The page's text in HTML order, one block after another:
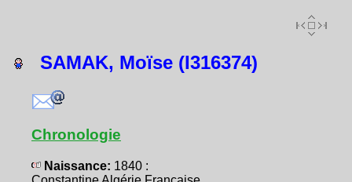
SAMAK, Moïse (I316374)
Chronologie
Naissance: 1840 :